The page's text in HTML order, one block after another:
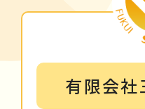
有限会